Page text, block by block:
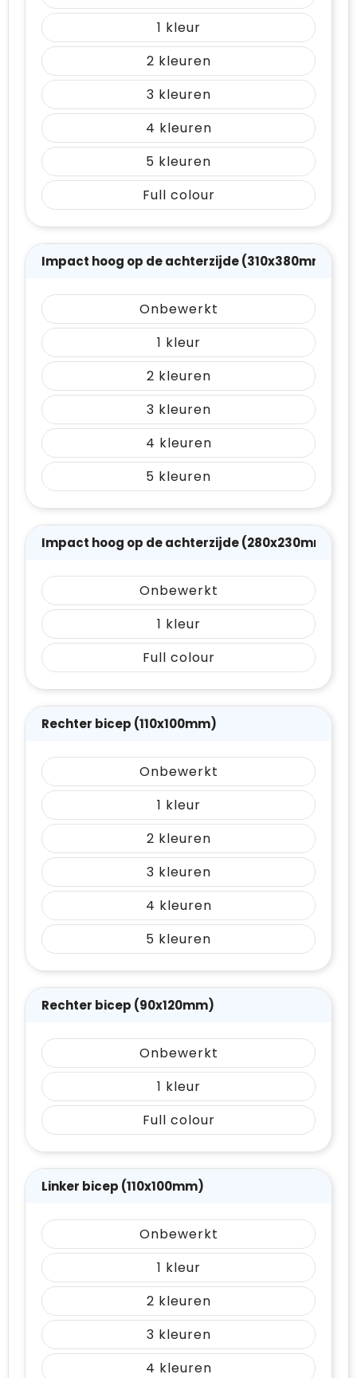
1
2
3
4
5
Full colour
Impact hoog op de achterzijde (310x380mm)
Onbewerkt
1
2
3
4
5
Impact hoog op de achterzijde (280x230mm)
Onbewerkt
1
Full colour
Rechter bicep (110x100mm)
Onbewerkt
1
2
3
4
5
Rechter bicep (90x120mm)
Onbewerkt
1
Full colour
Linker bicep (110x100mm)
Onbewerkt
1
2
3
4